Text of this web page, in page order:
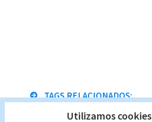
TAGS RELACIONADOS:
Utilizamos cookies